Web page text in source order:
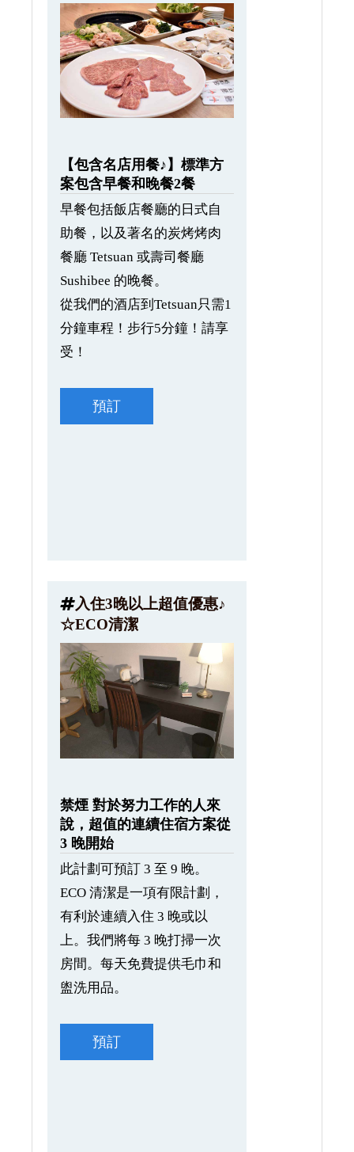
【包含名店用餐♪】標準方
案包含早餐和晚餐2餐
早餐包括飯店餐廳的日式自
助餐，以及著名的炭烤烤肉
餐廳 Tetsuan 或壽司餐廳
Sushibee 的晚餐。
從我們的酒店到Tetsuan只需1
分鐘車程！步行5分鐘！請享
受！
預訂
入住3晚以上超值優惠♪
☆ECO清潔
禁煙 對於努力工作的人來
說，超值的連續住宿方案從
3 晚開始
此計劃可預訂 3 至 9 晚。
ECO 清潔是一項有限計劃，
有利於連續入住 3 晚或以
上。我們將每 3 晚打掃一次
房間。每天免費提供毛巾和
盥洗用品。
預訂